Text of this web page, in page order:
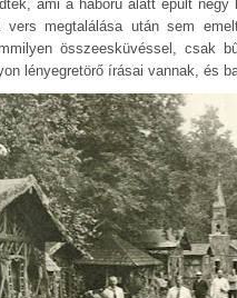
ami a háború alatt épült
vers megtalálása után sem
összeesküvéssel, csak
lényegretörő írásai vannak, és